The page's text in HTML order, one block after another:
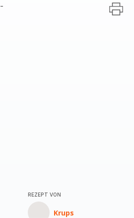
-
REZEPT VON
Krups